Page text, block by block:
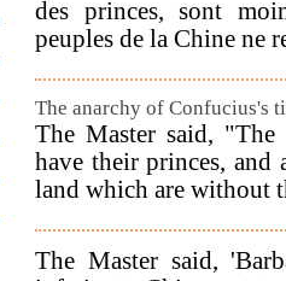
des princes, sont
peuples de la Chine ne
The anarchy of Confucius's
The Master said,
have their princes, and
land which are without
The Master said,